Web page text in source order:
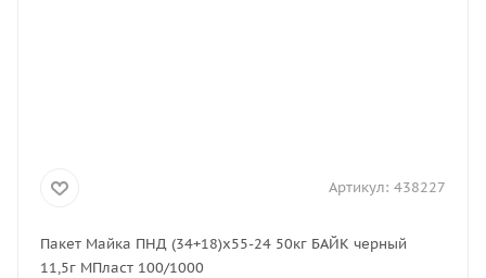
Артикул: 438227
Пакет Майка ПНД (34+18)х55-24 50кг БАЙК черный
11,5г МПласт 100/1000